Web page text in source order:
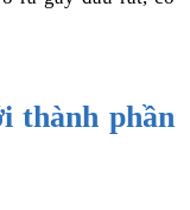
thành phần